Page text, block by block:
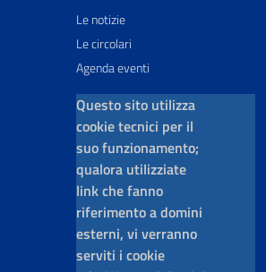
Le notizie
Le circolari
Agenda eventi
Questo sito utilizza
cookie tecnici per il
suo funzionamento;
qualora utilizziate
link che fanno
riferimento a domini
esterni, vi verranno
serviti i cookie